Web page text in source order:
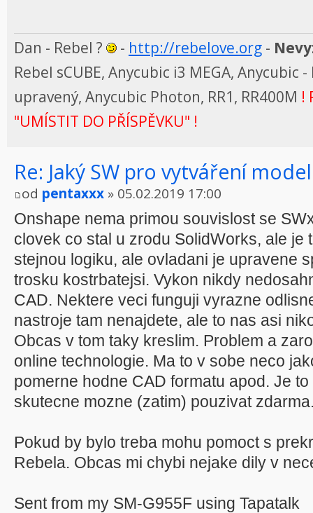
Dan - Rebel ? - http://rebelove.org -
Rebel sCUBE, Anycubic i3 MEGA, Anycubic
upravený, Anycubic Photon, RR1, RR400M !
"UMÍSTIT DO PŘÍSPĚVKU" !
Re: Jaký SW pro vytváření
od pentaxxx » 05.02.2019 17:00
Onshape nema primou souvislost se
clovek co stal u zrodu SolidWorks, ale je
stejnou logiku, ale ovladani je upravene
trosku kostrbatejsi. Vykon nikdy
CAD. Nektere veci funguji vyrazne
nastroje tam nenajdete, ale to nas asi
Obcas v tom taky kreslim. Problem a
online technologie. Ma to v sobe neco
pomerne hodne CAD formatu apod. Je
skutecne mozne (zatim) pouzivat
Pokud by bylo treba mohu pomoct s
Rebela. Obcas mi chybi nejake dily v
Sent from my SM-G955F using Tapatalk